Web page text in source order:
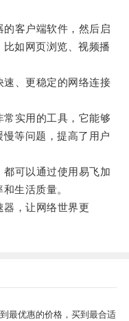
客户端软件，然后启
如网页浏览、视频播
、更稳定的网络连接
实用的工具，它能够
等问题，提高了用户
可以通过使用易飞加
生活质量。
，让网络世界更
最优惠的价格，买到最合适